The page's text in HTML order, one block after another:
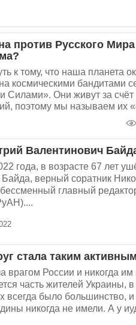
против Русского
к тому, что наша планета
космическими бандитами
Они живут за счёт
поэтому мы называем их
Валентинович
года, в возрасте 67 лет
верный соратник
главный
стала таким
врагом России и никогда им
часть жителей Украины,
всегда было большинство,
никогда не имели. А у